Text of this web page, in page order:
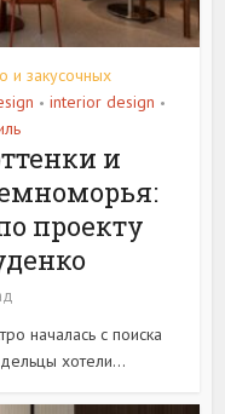
и закусочных
• interior design •
и
проекту
началась с поиска
хотели...